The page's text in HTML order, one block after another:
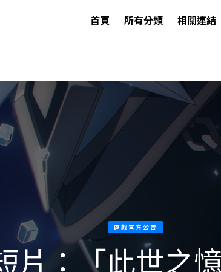
首頁 所有分類 相關連結
遊戲官方公告
片：「此世之